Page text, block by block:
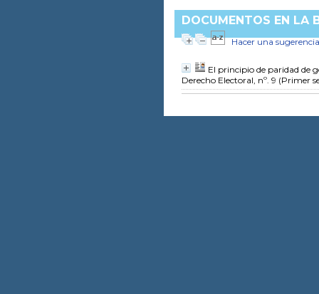
DOCUMENTOS EN LA
Hacer una sugerencia
El principio de paridad de
Derecho Electoral, nº. 9 (Primer